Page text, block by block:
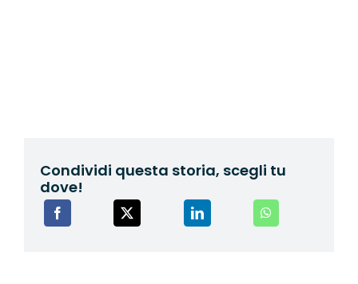
Condividi questa storia, scegli tu
dove!